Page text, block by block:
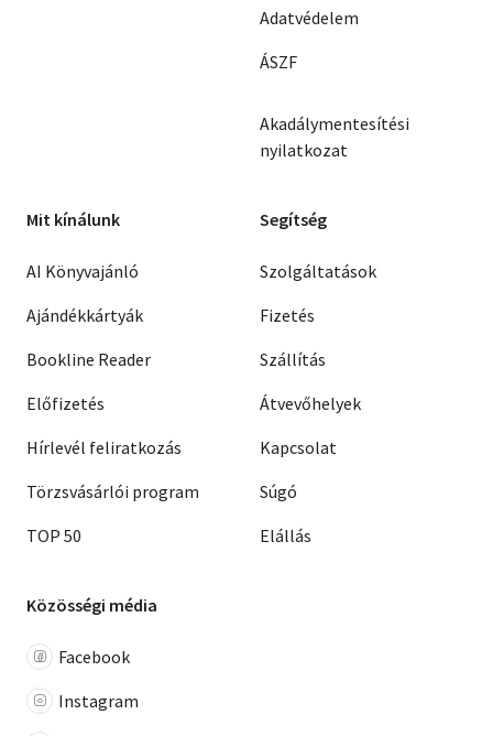
Adatvédelem
ÁSZF
Akadálymentesítési
nyilatkozat
Mit kínálunk
AI Könyvajánló
Ajándékkártyák
Bookline Reader
Előfizetés
Hírlevél feliratkozás
Törzsvásárlói program
TOP 50
Segítség
Szolgáltatások
Fizetés
Szállítás
Átvevőhelyek
Kapcsolat
Súgó
Elállás
Közösségi média
Facebook
Instagram